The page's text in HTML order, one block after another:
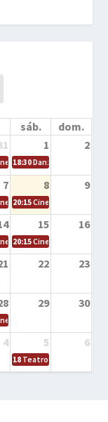
sáb.
dom.
1 2
en la calle – Cómo
18:30Danza – Cita en el
7 8 9
en la calle – El niño y la
20:15Cine en la calle –
15 16
en la calle – Tortugas
20:15Cine en la calle –
22 23
29 30
en el calle – Tintín y el
4 5 6
18 Teatro – Tres